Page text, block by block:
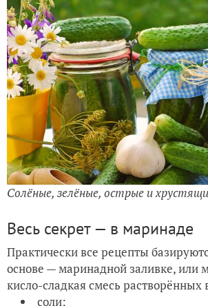
Солёные, зелёные, острые и
Весь секрет — в маринаде
Практически все рецепты
основе — маринадной заливке, или
кисло-сладкая смесь растворённых
соли;